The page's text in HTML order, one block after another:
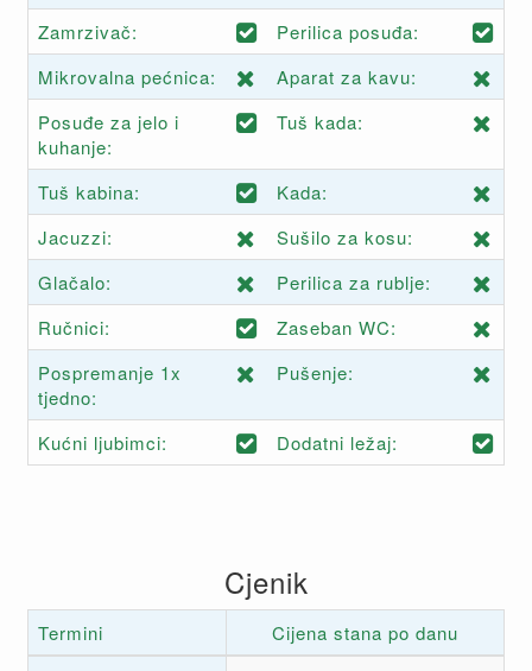
Zamrzivač:
Perilica posuđa:
Mikrovalna pećnica:
Aparat za kavu:
Posuđe za jelo i
kuhanje:
Tuš kada:
Tuš kabina:
Kada:
Jacuzzi:
Sušilo za kosu:
Glačalo:
Perilica za rublje:
Ručnici:
Zaseban WC:
Pospremanje 1x
tjedno:
Pušenje:
Kućni ljubimci: Dodatni ležaj:
Cjenik
Termini
Cijena stana po danu